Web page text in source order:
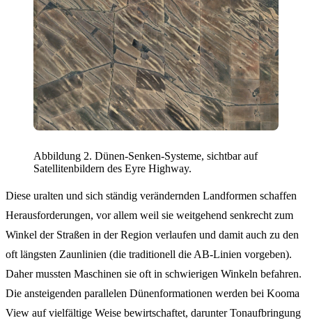
Abbildung 2. Dünen-Senken-Systeme, sichtbar auf
Satellitenbildern des Eyre Highway.
Diese uralten und sich ständig verändernden Landformen schaffen
Herausforderungen, vor allem weil sie weitgehend senkrecht zum
Winkel der Straßen in der Region verlaufen und damit auch zu den
oft längsten Zaunlinien (die traditionell die AB-Linien vorgeben).
Daher mussten Maschinen sie oft in schwierigen Winkeln befahren.
Die ansteigenden parallelen Dünenformationen werden bei Kooma
View auf vielfältige Weise bewirtschaftet, darunter Tonaufbringung